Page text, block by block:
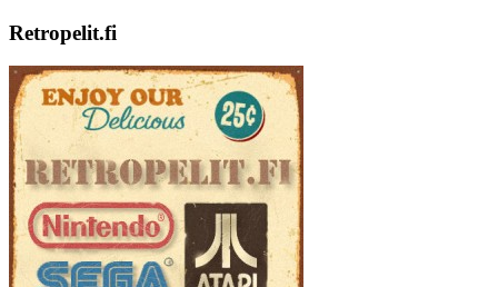
Retropelit.fi